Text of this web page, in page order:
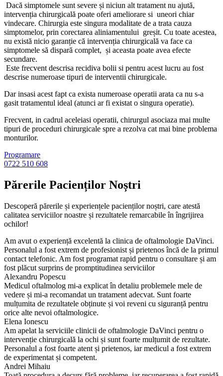
Dacă simptomele sunt severe și niciun alt tratament nu ajută,
intervenția chirurgicală poate oferi ameliorare si uneori chiar
vindecare. Chirurgia este singura modalitate de a trata cauza
simptomelor, prin corectarea aliniamentului greșit. Cu toate acestea,
nu există nicio garanție că intervenția chirurgicală va face ca
simptomele să dispară complet, și aceasta poate avea efecte
secundare.
Este frecvent descrisa recidiva bolii si pentru acest lucru au fost
descrise numeroase tipuri de interventii chirurgicale.
Dar insasi acest fapt ca exista numeroase operatii arata ca nu s-a
gasit tratamentul ideal (atunci ar fi existat o singura operatie).
Frecvent, in cadrul aceleiasi operatii, chirurgul asociaza mai multe
tipuri de proceduri chirurgicale spre a rezolva cat mai bine problema
monturilor.
Programare
0722 510 608
Părerile Pacienților Noștri
Descoperă părerile și experiențele pacienților noștri, care atestă
calitatea serviciilor noastre și rezultatele remarcabile în îngrijirea
ochilor!
Am avut o experiență excelentă la clinica de oftalmologie DaVinci.
Personalul a fost extrem de profesionist și prietenos încă de la primul
contact telefonic. Am fost programat rapid pentru o consultare și am
fost plăcut surprins de promptitudinea serviciilor
Alexandru Popescu
Medicul oftalmolog mi-a explicat în detaliu problemele mele de
vedere și mi-a recomandat un tratament adecvat. Sunt foarte
mulțumita de rezultatele obținute și voi reveni cu siguranță pentru
orice alte nevoi oftalmologice.
Elena Ionescu
Am apelat la serviciile clinicii de oftalmologie DaVinci pentru o
intervenție chirurgicală la ochi și sunt foarte mulțumit de rezultate.
Personalul a fost foarte atent și prietenos, iar medicul a fost extrem
de experimentat și competent.
Andrei Mihaiu